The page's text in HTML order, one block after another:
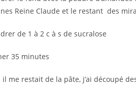
Reine Claude et le restant des
de 1 à 2 c à s de sucralose
35 minutes
il me restait de la pâte, j’ai découpé